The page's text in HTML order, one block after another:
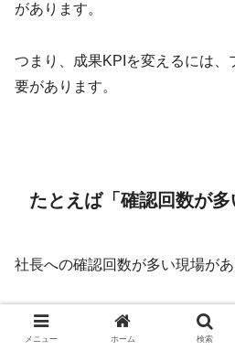
があります。
つまり、成果KPIを変えるには、
要があります。
たとえば「確認回数が
社長への確認回数が多い現場があ
このとき、いきなり
メニュー ホーム 検索